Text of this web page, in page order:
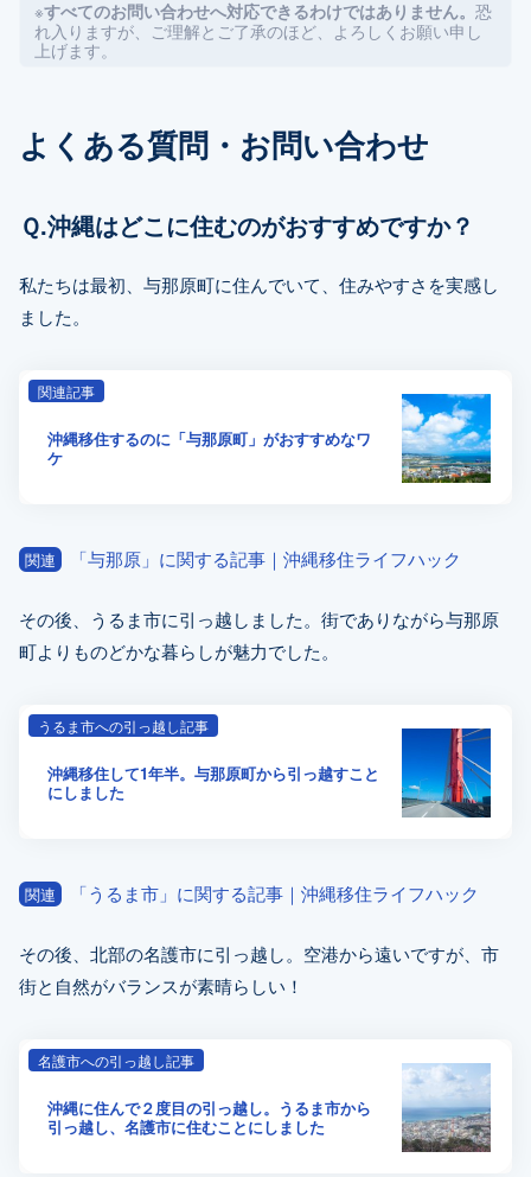
※すべてのお問い合わせへ対応できるわけではありません。 恐
れ入りますが、ご理解とご了承のほど、よろしくお願い申し
上げます。
よくある質問・お問い合わせ
Ｑ.沖縄はどこに住むのがおすすめですか？
私たちは最初、与那原町に住んでいて、住みやすさを実感し
ました。
関連記事
沖縄移住するのに「与那原町」がおすすめなワ
ケ
関連 「与那原」に関する記事｜沖縄移住ライフハック
その後、うるま市に引っ越しました。街でありながら与那原
町よりものどかな暮らしが魅力でした。
うるま市への引っ越し記事
沖縄移住して1年半。与那原町から引っ越すこと
にしました
関連 「うるま市」に関する記事｜沖縄移住ライフハック
その後、北部の名護市に引っ越し。空港から遠いですが、市
街と自然がバランスが素晴らしい！
名護市への引っ越し記事
沖縄に住んで２度目の引っ越し。うるま市から
引っ越し、名護市に住むことにしました